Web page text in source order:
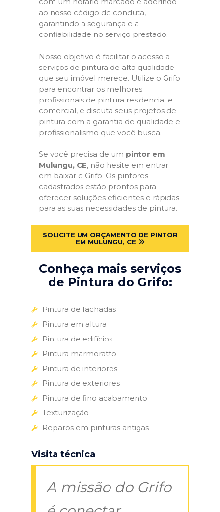
ao nosso código de conduta,
garantindo a segurança e a
confiabilidade no serviço prestado.
Nosso objetivo é facilitar o acesso a
serviços de pintura de alta qualidade
que seu imóvel merece. Utilize o Grifo
para encontrar os melhores
profissionais de pintura residencial e
comercial, e discuta seus projetos de
pintura com a garantia de qualidade e
profissionalismo que você busca.
Se você precisa de um pintor em
Mulungu, CE, não hesite em entrar
em baixar o Grifo. Os pintores
cadastrados estão prontos para
oferecer soluções eficientes e rápidas
para as suas necessidades de pintura.
SOLICITE UM ORÇAMENTO DE PINTOR
EM MULUNGU, CE
Conheça mais serviços
de Pintura do Grifo:
Pintura de fachadas
Pintura em altura
Pintura de edifícios
Pintura marmoratto
Pintura de interiores
Pintura de exteriores
Pintura de fino acabamento
Texturização
Reparos em pinturas antigas
Visita técnica
A missão do Grifo